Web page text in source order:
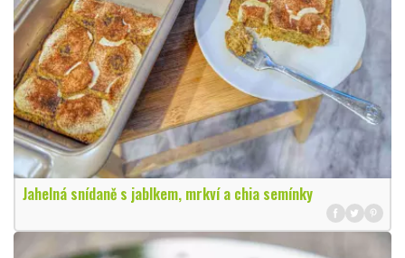
Jahelná snídaně s jablkem, mrkví a chia semínky